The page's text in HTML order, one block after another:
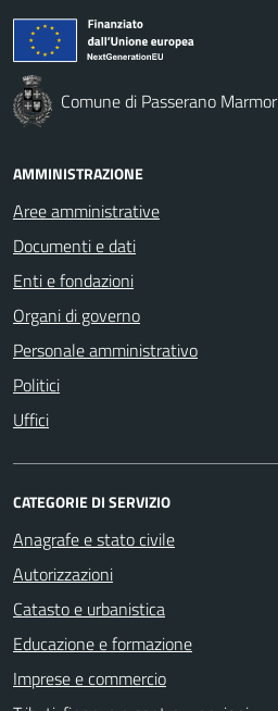
Comune di Passerano
AMMINISTRAZIONE
Aree amministrative
Documenti e dati
Enti e fondazioni
Organi di governo
Personale amministrativo
Politici
Uffici
CATEGORIE DI SERVIZIO
Anagrafe e stato civile
Autorizzazioni
Catasto e urbanistica
Educazione e formazione
Imprese e commercio